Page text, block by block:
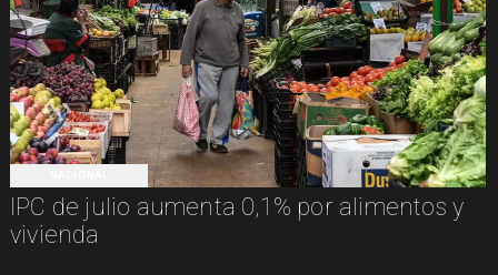
IPC de julio aumenta 0,1% por alimentos y
vivienda